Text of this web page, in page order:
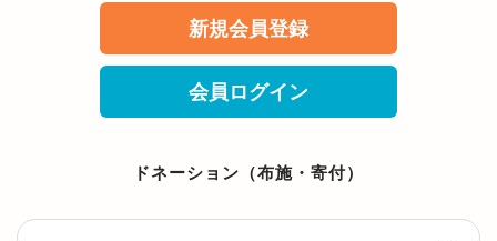
新規会員登録
会員ログイン
ドネーション（布施・寄付）